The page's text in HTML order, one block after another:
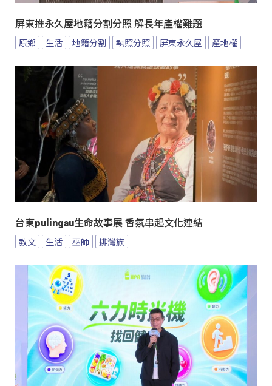
屏東推永久屋地籍分割分照 解長年產權難題
原鄉 生活 地籍分割 執照分照 屏東永久屋 產地權
台東pulingau生命故事展 香氛串起文化連結
教文 生活 巫師 排灣族